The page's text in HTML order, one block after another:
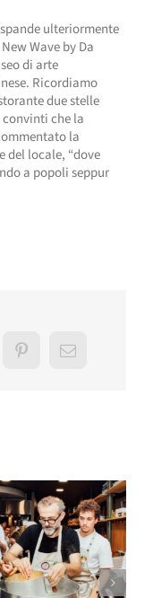
ulteriormente
Wave by Da
di arte
Ricordiamo
due stelle
convinti che la
la
del locale, “dove
a popoli seppur
PinterestEmail